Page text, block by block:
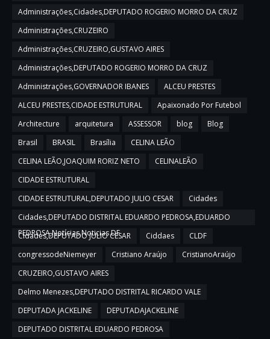
Administrações,Cidades,DEPUTADO ROGERIO MORRO DA CRUZ
Administrações,CRUZEIRO
Administrações,CRUZEIRO,GUSTAVO AIRES
Administrações,DEPUTADO ROGERIO MORRO DA CRUZ
Administrações,GOVERNADOR IBANES
ALCEU PRESTES
ALCEU PRESTES,CIDADE ESTRUTURAL
Apaixonado Por Futebol
Architecture
arquitetura ASSESSOR blog
Blog
Brasil
BRASIL Brasília
CELINA LEÃO
CELINA LEÃO,JOAQUIM RORIZ NETO
CELINALEÃO
CIDADE ESTRUTURAL
CIDADE ESTRUTURAL,DEPUTADO JULIO CESAR
Cidades
Cidades,DEPUTADO DISTRITAL EDUARDO PEDROSA,EDUARDO
PEDROSA,Notícias,Noticias DF
Cidades,DEPUTADO JULIO CESAR Ciddaes
CLDF
congressodeNiemeyer
Cristiano Araújo
CristianoAraújo
CRUZEIRO,GUSTAVO AIRES
Delmo Menezes,DEPUTADO DISTRITAL RICARDO VALE
DEPUTADA JACKELINE
DEPUTADAJACKELINE
DEPUTADO DISTRITAL EDUARDO PEDROSA